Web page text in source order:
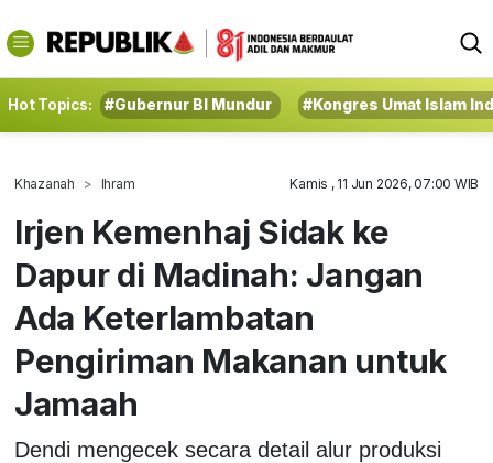
Hot Topics: #Gubernur BI Mundur #Kongres Umat Islam
Khazanah Ihram Kamis , 11 Jun 2026, 07:00 WIB
Irjen Kemenhaj Sidak ke
Dapur di Madinah: Jangan
Ada Keterlambatan
Pengiriman Makanan untuk
Jamaah
Dendi mengecek secara detail alur produksi